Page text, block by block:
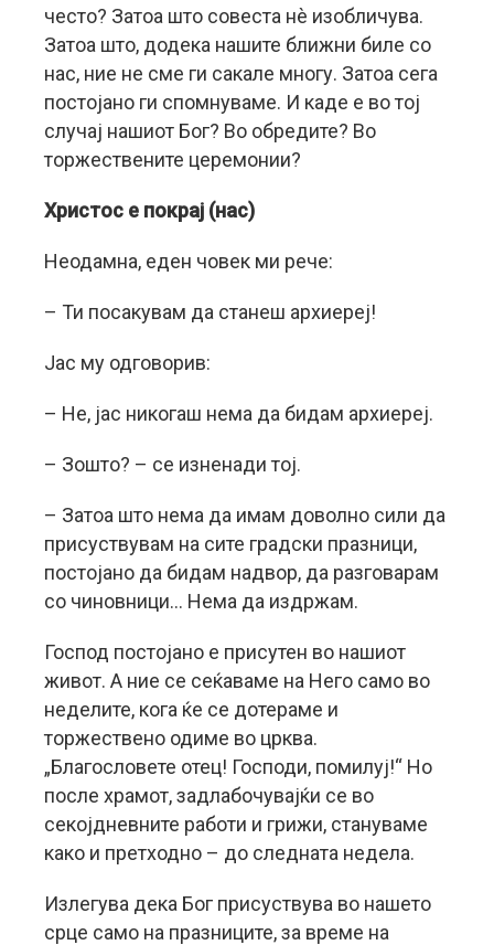
често? Затоа што совеста нè изобличува.
Затоа што, додека нашите ближни биле со
нас, ние не сме ги сакале многу. Затоа сега
постојано ги спомнуваме. И каде е во тој
случај нашиот Бог? Во обредите? Во
торжествените церемонии?
Христос е покрај (нас)
Неодамна, еден човек ми рече:
– Ти посакувам да станеш архиереј!
Јас му одговорив:
– Не, јас никогаш нема да бидам архиереј.
– Зошто? – се изненади тој.
– Затоа што нема да имам доволно сили да
присуствувам на сите градски празници,
постојано да бидам надвор, да разговарам
со чиновници… Нема да издржам.
Господ постојано е присутен во нашиот
живот. А ние се сеќаваме на Него само во
неделите, кога ќе се дотераме и
торжествено одиме во црква.
„Благословете отец! Господи, помилуј!“ Но
после храмот, задлабочувајќи се во
секојдневните работи и грижи, стануваме
како и претходно – до следната недела.
Излегува дека Бог присуствува во нашето
срце само на празниците, за време на